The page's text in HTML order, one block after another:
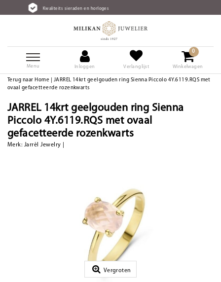
sieraden en horloges
Menu Inloggen Verlanglijst
0
Winkelwagen
Terug naar Home
JARREL 14krt geelgouden ring Sienna Piccolo 4Y.6119.RQS met
ovaal gefacetteerde rozenkwarts
JARREL 14krt geelgouden ring Sienna
Piccolo 4Y.6119.RQS met ovaal
gefacetteerde rozenkwarts
Merk: Jarrèl Jewelry
Vergroten